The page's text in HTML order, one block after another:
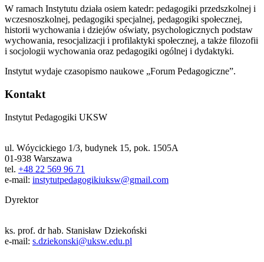
W ramach Instytutu działa osiem katedr: pedagogiki przedszkolnej i
wczesnoszkolnej, pedagogiki specjalnej, pedagogiki społecznej,
historii wychowania i dziejów oświaty, psychologicznych podstaw
wychowania, resocjalizacji i profilaktyki społecznej, a także filozofii
i socjologii wychowania oraz pedagogiki ogólnej i dydaktyki.
Instytut wydaje czasopismo naukowe „Forum Pedagogiczne”.
Kontakt
Instytut Pedagogiki UKSW
ul. Wóycickiego 1/3, budynek 15, pok. 1505A
01-938 Warszawa
tel. +48 22 569 96 71
e-mail: instytutpedagogikiuksw@gmail.com
Dyrektor
ks. prof. dr hab. Stanisław Dziekoński
e-mail: s.dziekonski@uksw.edu.pl